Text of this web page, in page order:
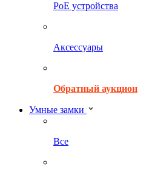
PoE устройства
Аксессуары
Обратный аукцион
Умные замки
Все